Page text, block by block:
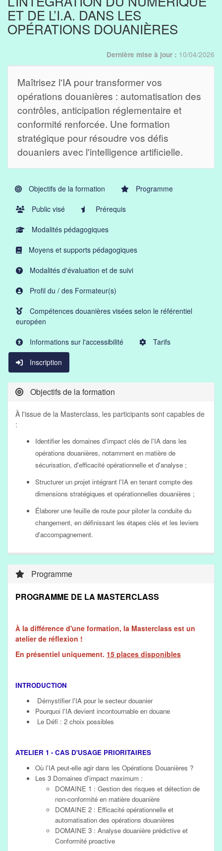
ET DE L’I.A. DANS LES
OPÉRATIONS DOUANIÈRES
Dernière mise à jour : 10/04/2026
Maîtrisez l'IA pour transformer vos
opérations douanières : automatisation des
contrôles, anticipation réglementaire et
conformité renforcée. Une formation
stratégique pour résoudre vos défis
douaniers avec l'intelligence artificielle.
Objectifs de la formation Programme
Public visé Prérequis
Modalités pédagogiques
Moyens et supports pédagogiques
Modalités d'évaluation et de suivi
Profil du / des Formateur(s)
Compétences douanières visées selon le référentiel
européen
Informations sur l'accessibilité Tarifs
Inscription
Objectifs de la formation
À l'issue de la Masterclass, les participants sont capables de
:
Identifier les domaines d'impact clés de l'IA dans les
opérations douanières, notamment en matière de
sécurisation, d'efficacité opérationnelle et d'analyse ;
Structurer un projet intégrant l'IA en tenant compte des
dimensions stratégiques et opérationnelles douanières ;
Élaborer une feuille de route pour piloter la conduite du
changement, en définissant les étapes clés et les leviers
d'accompagnement.
Programme
PROGRAMME DE LA MASTERCLASS
À la différence d'une formation, la Masterclass est un
atelier de réflexion !
En présentiel uniquement. 15 places disponibles
INTRODUCTION
Démystifier l'IA pour le secteur douanier
Pourquoi l'IA devient incontournable en douane
Le Défi : 2 choix possibles
ATELIER 1 - CAS D'USAGE PRIORITAIRES
Où l'IA peut-elle agir dans les Opérations Douanières ?
Les 3 Domaines d'impact maximum :
DOMAINE 1 : Gestion des risques et détection de
non-conformité en matière douanière
DOMAINE 2 : Efficacité opérationnelle et
automatisation des opérations douanières
DOMAINE 3 : Analyse douanière prédictive et
Conformité proactive